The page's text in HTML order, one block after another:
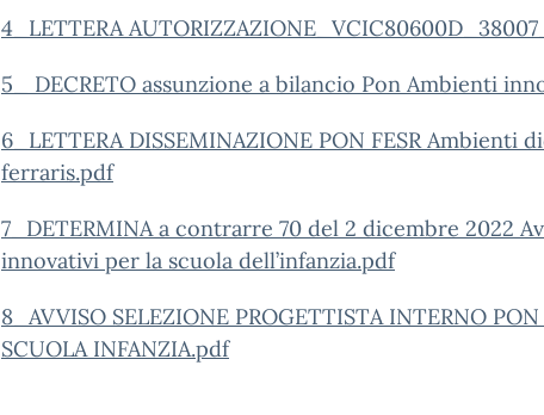
4_LETTERA
5_ DECRETO assunzione a bilancio Pon Ambienti
6_LETTERA DISSEMINAZIONE PON FESR
ferraris.pdf
7_DETERMINA a contrarre 70 del 2 dicembre 2022
innovativi per la scuola dell’infanzia.pdf
8_AVVISO SELEZIONE PROGETTISTA INTERNO
SCUOLA INFANZIA.pdf